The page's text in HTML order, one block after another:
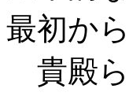
最初か
貴殿ら